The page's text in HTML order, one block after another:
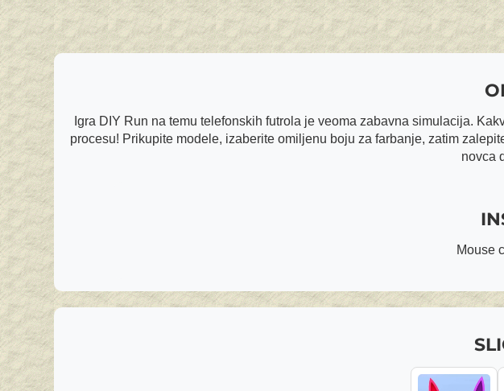
Igra DIY Run na temu telefonskih futrola je veoma zabavna simulacija.
procesu! Prikupite modele, izaberite omiljenu boju za farbanje, zatim
novca
Mouse